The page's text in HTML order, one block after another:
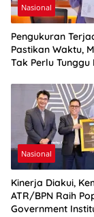
Nasional
Pengukuran
Pastikan Waktu,
Tak Perlu Tunggu
Nasional
Kinerja Diakui,
ATR/BPN Raih
Government